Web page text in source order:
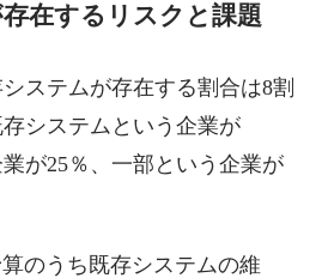
在するリスクと課題
ステムが存在する割合は8割
システムという企業が
が25％、一部という企業が
のうち既存システムの維